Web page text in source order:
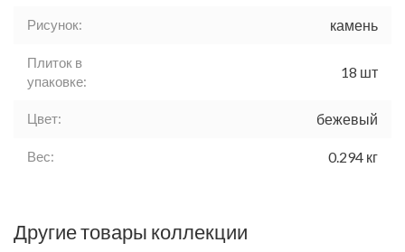
Рисунок: камень
Плиток в
упаковке:
18 шт
Цвет: бежевый
Вес: 0.294 кг
Другие товары коллекции